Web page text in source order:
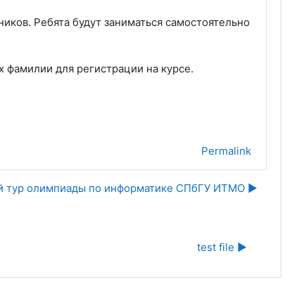
Ребята будут заниматься самостоятельно
фамилии для регистрации на курсе.
Permalink
тур олимпиады по информатике СПбГУ ИТМО ▶︎
test file ▶︎